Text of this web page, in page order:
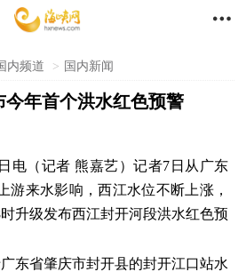

内频道 > 国内新闻
今年首个洪水红色预警
电（记者 熊嘉艺）记者7日从广东
游来水影响，西江水位不断上涨，
升级发布西江封开河段洪水红色预
东省肇庆市封开县的封开江口站水